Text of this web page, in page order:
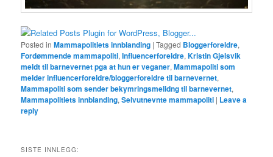
Posted in Mammapolitiets innblanding |Tagged Bloggerforeldre,
Fordømmende mammapoliti,Influencerforeldre,Kristin Gjelsvik
meldt til barnevernet pga at hun er veganer,Mammapoliti som
melder influencerforeldre/bloggerforeldre til barnevernet,
Mammapoliti som sender bekymringsmelidng til barnevernet,
Mammapolitiets innblanding,Selvutnevnte mammapoliti | Leave a
reply
SISTE INNLEGG: